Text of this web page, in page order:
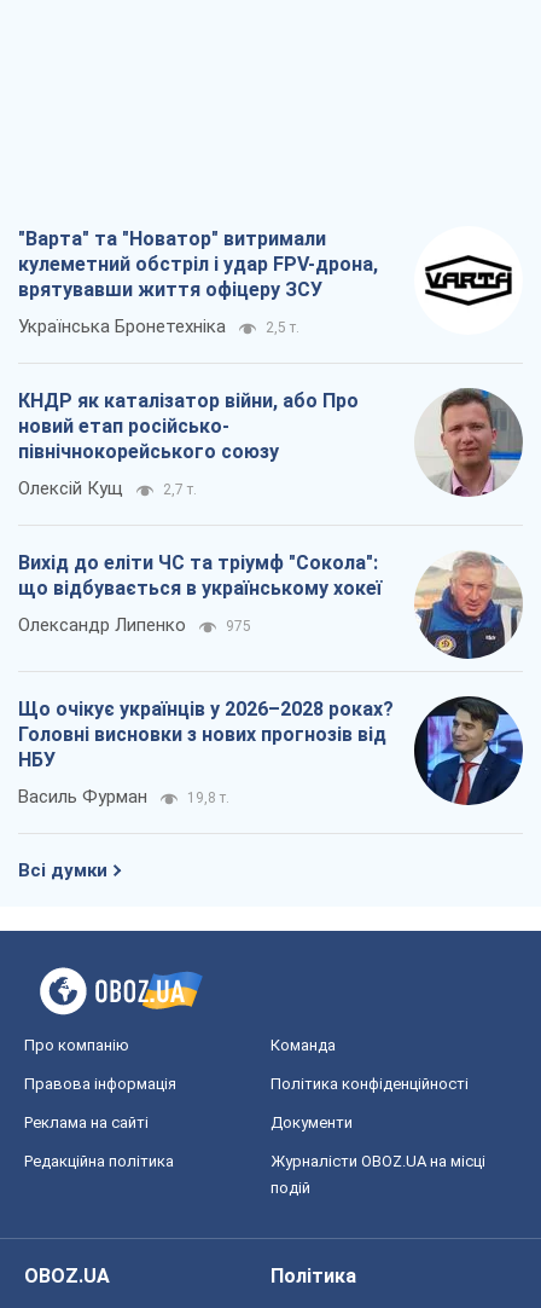
"Варта" та "Новатор" витримали
кулеметний обстріл і удар FPV-дрона,
врятувавши життя офіцеру ЗСУ
Українська Бронетехніка 2,5 т.
КНДР як каталізатор війни, або Про
новий етап російсько-
північнокорейського союзу
Олексій Кущ 2,7 т.
Вихід до еліти ЧС та тріумф "Сокола":
що відбувається в українському хокеї
Олександр Липенко 975
Що очікує українців у 2026–2028 роках?
Головні висновки з нових прогнозів від
НБУ
Василь Фурман 19,8 т.
Всі думки
Про компанію Команда
Правова інформація Політика конфіденційності
Реклама на сайті Документи
Редакційна політика
Журналісти OBOZ.UA на місці
подій
OBOZ.UA
Політика